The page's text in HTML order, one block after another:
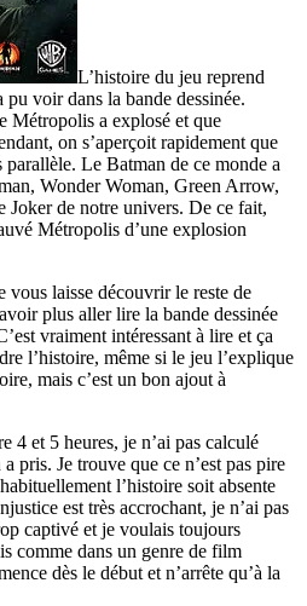
L’histoire du jeu reprend
pu voir dans la bande dessinée.
Métropolis a explosé et que
on s’aperçoit rapidement que
Le Batman de ce monde a
Wonder Woman, Green Arrow,
Joker de notre univers. De ce fait,
Métropolis d’une explosion
vous laisse découvrir le reste de
plus aller lire la bande dessinée
vraiment intéressant à lire et ça
l’histoire, même si le jeu l’explique
mais c’est un bon ajout à
4 et 5 heures, je n’ai pas calculé
pris. Je trouve que ce n’est pas pire
l’histoire soit absente
est très accrochant, je n’ai pas
captivé et je voulais toujours
comme dans un genre de film
dès le début et n’arrête qu’à la